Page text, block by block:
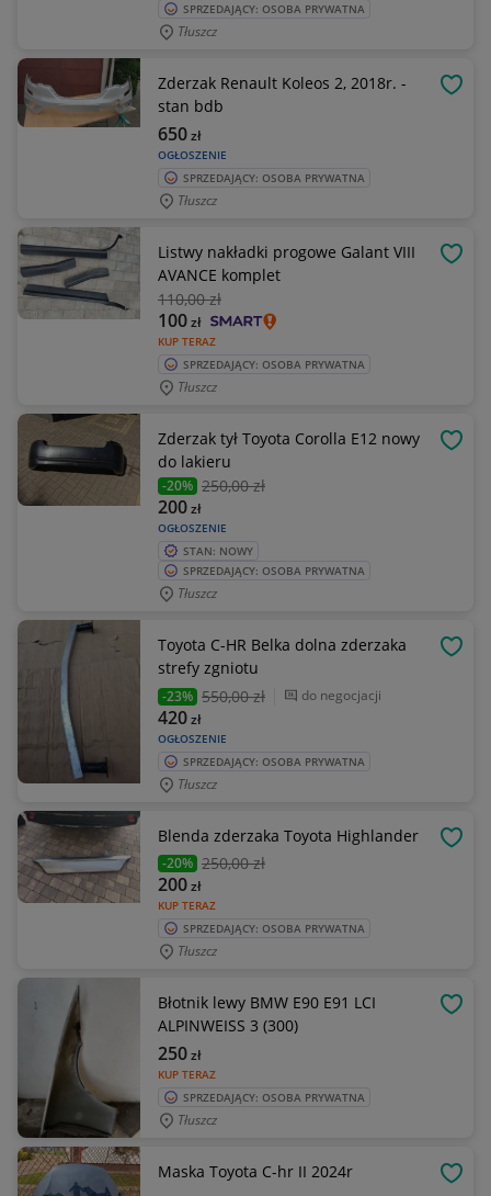
SPRZEDAJĄCY: OSOBA PRYWATNA
Tłuszcz
Zderzak Renault Koleos 2, 2018r. -
stan bdb
OGŁOSZENIE
650zł
SPRZEDAJĄCY: OSOBA PRYWATNA
Tłuszcz
Listwy nakładki progowe Galant VIII
AVANCE komplet
110,00 zł
KUP TERAZ
100zł
SPRZEDAJĄCY: OSOBA PRYWATNA
Tłuszcz
Zderzak tył Toyota Corolla E12 nowy
do lakieru
-20% 250,00 zł
OGŁOSZENIE
200zł
STAN: NOWY
SPRZEDAJĄCY: OSOBA PRYWATNA
Tłuszcz
Toyota C-HR Belka dolna zderzaka
strefy zgniotu
-23% 550,00 zł do negocjacji
OGŁOSZENIE
420zł
SPRZEDAJĄCY: OSOBA PRYWATNA
Tłuszcz
Blenda zderzaka Toyota Highlander
-20% 250,00 zł
KUP TERAZ
200zł
SPRZEDAJĄCY: OSOBA PRYWATNA
Tłuszcz
Błotnik lewy BMW E90 E91 LCI
ALPINWEISS 3 (300)
KUP TERAZ
250zł
SPRZEDAJĄCY: OSOBA PRYWATNA
Tłuszcz
Maska Toyota C-hr II 2024r